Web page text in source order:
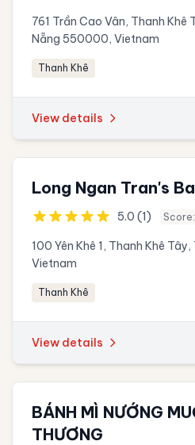
761 Trần Cao Vân, Thanh Khê
Nẵng 550000, Vietnam
Thanh Khê
View details
Long Ngan Tran's
5.0 (1) Score:
100 Yên Khê 1, Thanh Khê
Vietnam
Thanh Khê
View details
BÁNH MÌ NƯỚNG
THƯƠNG